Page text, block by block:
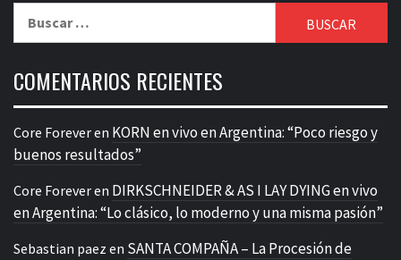
COMENTARIOS RECIENTES
Core Foreveren KORN en vivo en Argentina: “Poco riesgo y
buenos resultados”
Core Foreveren DIRKSCHNEIDER & AS I LAY DYING en vivo
en Argentina: “Lo clásico, lo moderno y una misma pasión”
Sebastian paez en SANTA COMPAÑA – La Procesión de